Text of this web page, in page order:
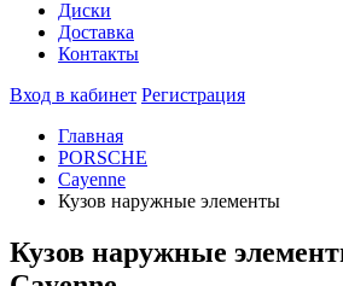
Диски
Доставка
Контакты
Вход в кабинет Регистрация
Главная
PORSCHE
Cayenne
Кузов наружные элементы
Кузов наружные